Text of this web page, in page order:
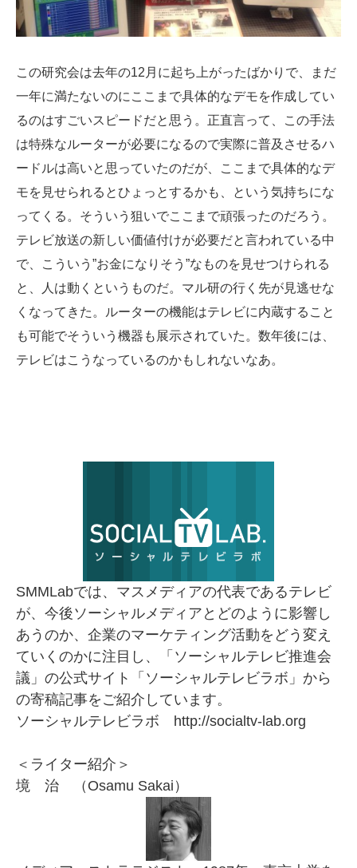
この研究会は去年の12月に起ち上がったばかりで、まだ
一年に満たないのにここまで具体的なデモを作成してい
るのはすごいスピードだと思う。正直言って、この手法
は特殊なルーターが必要になるので実際に普及させるハ
ードルは高いと思っていたのだが、ここまで具体的なデ
モを見せられるとひょっとするかも、という気持ちにな
ってくる。そういう狙いでここまで頑張ったのだろう。
テレビ放送の新しい価値付けが必要だと言われている中
で、こういう”お金になりそう”なものを見せつけられる
と、人は動くというものだ。マル研の行く先が見逃せな
くなってきた。ルーターの機能はテレビに内蔵すること
も可能でそういう機器も展示されていた。数年後には、
テレビはこうなっているのかもしれないなあ。
SMMLabでは、マスメディアの代表であるテレビ
が、今後ソーシャルメディアとどのように影響し
あうのか、企業のマーケティング活動をどう変え
ていくのかに注目し、「ソーシャルテレビ推進会
議」の公式サイト「 ソーシャルテレビラボ 」から
の寄稿記事をご紹介しています。
ソーシャルテレビラボ http://socialtv-lab.org
＜ライター紹介＞
境 治 （Osamu Sakai）